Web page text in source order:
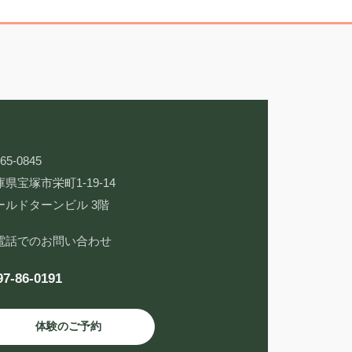
0845
県宝塚市栄町1-19-14
ルドターンビル 3階
話でのお問い合わせ
86-0191
体験のご予約